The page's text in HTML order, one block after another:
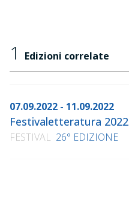
1 Edizioni correlate
07.09.2022 - 11.09.2022
Festivaletteratura 2022
FESTIVAL 26° EDIZIONE